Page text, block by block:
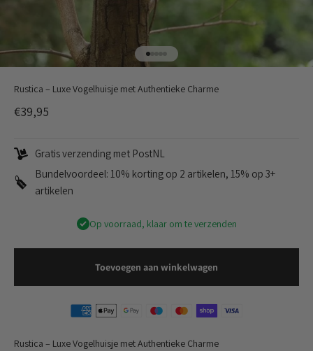
Naar artikel 1
Naar artikel 2
Naar artikel 3
Naar artikel 4
Naar artikel 5
Rustica – Luxe Vogelhuisje met Authentieke Charme
Aanbiedingsprijs
€39,95
Gratis verzending met PostNL
Bundelvoordeel: 10% korting op 2 artikelen, 15% op 3+
artikelen
Op voorraad, klaar om te verzenden
Toevoegen aan winkelwagen
Rustica – Luxe Vogelhuisje met Authentieke Charme